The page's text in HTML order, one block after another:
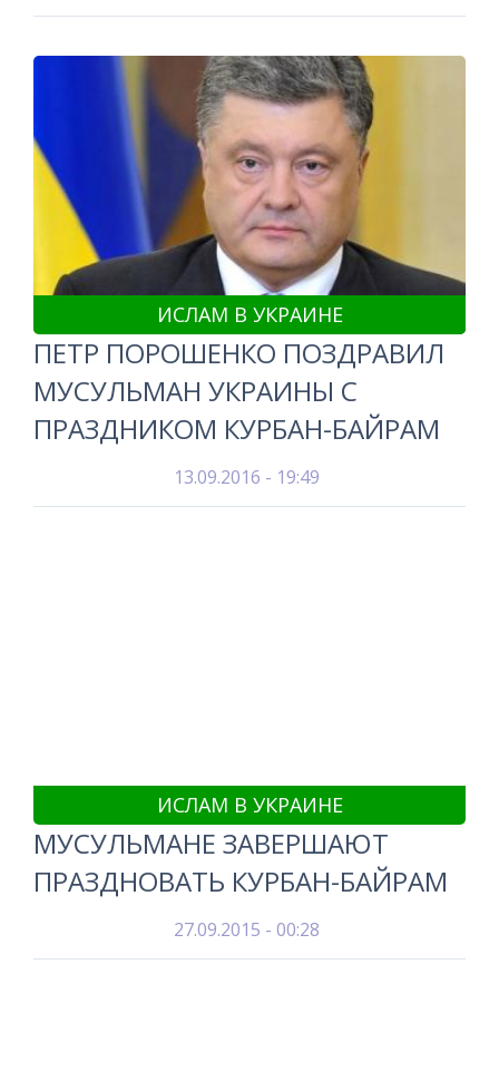
ИСЛАМ В УКРАИНЕ
ПЕТР ПОРОШЕНКО ПОЗДРАВИЛ
МУСУЛЬМАН УКРАИНЫ С
ПРАЗДНИКОМ КУРБАН-БАЙРАМ
13.09.2016 - 19:49
ИСЛАМ В УКРАИНЕ
МУСУЛЬМАНЕ ЗАВЕРШАЮТ
ПРАЗДНОВАТЬ КУРБАН-БАЙРАМ
27.09.2015 - 00:28